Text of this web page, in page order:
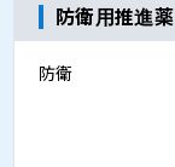
防衛用推進薬
防衛